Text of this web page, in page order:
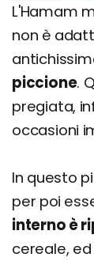
L'Hamam
non è
piccione.
pregiata,
occasioni
In questo
per poi
interno è
cereale,